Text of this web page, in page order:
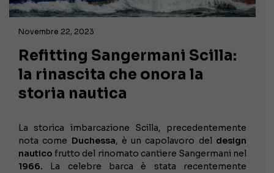
Novembre 22, 2023
Refitting Sangermani Scilla:
la rinascita che onora la
storia nautica
La storica imbarcazione Scilla, precedentemente
nota come Duchessa, è un capolavoro del design
nautico frutto del rinomato cantiere Sangermani nel
1966. La celebre barca è stata recentemente